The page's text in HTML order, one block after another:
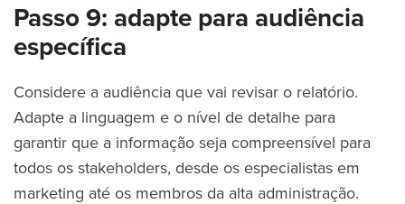
Passo 9: adapte para audiência
específica
Considere a audiência que vai revisar o relatório.
Adapte a linguagem e o nível de detalhe para
garantir que a informação seja compreensível para
todos os stakeholders, desde os especialistas em
marketing até os membros da alta administração.